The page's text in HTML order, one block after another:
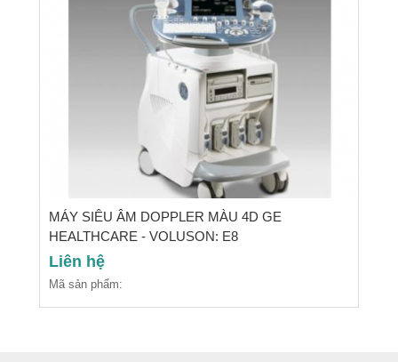
MÁY SIÊU ÂM DOPPLER MÀU 4D GE
HEALTHCARE - VOLUSON: E8
Liên hệ
Mã sản phẩm: